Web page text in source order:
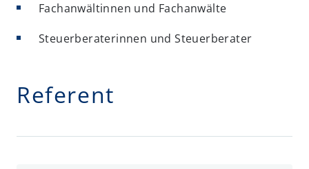
Fachanwältinnen und Fachanwälte
Steuerberaterinnen und Steuerberater
Referent